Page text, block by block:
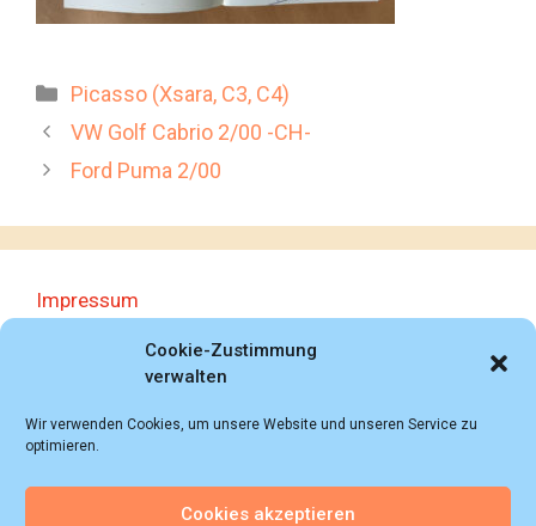
Cookie-Zustimmung
verwalten
Wir verwenden Cookies, um unsere Website und unseren Service zu
optimieren.
Cookies akzeptieren
Kategorien
Picasso (Xsara, C3, C4)
VW Golf Cabrio 2/00 -CH-
Ford Puma 2/00
Impressum
Datenschutzerklärung